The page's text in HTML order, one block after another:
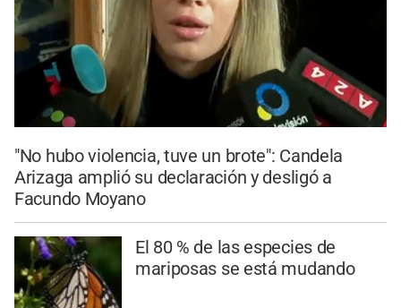
"No hubo violencia, tuve un brote": Candela
Arizaga amplió su declaración y desligó a
Facundo Moyano
El 80 % de las especies de
mariposas se está mudando